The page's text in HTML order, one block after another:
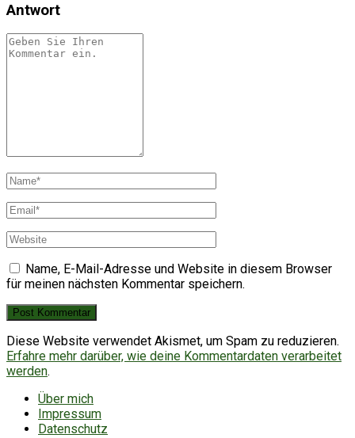
Antwort
Name, E-Mail-Adresse und Website in diesem Browser
für meinen nächsten Kommentar speichern.
Diese Website verwendet Akismet, um Spam zu reduzieren.
Erfahre mehr darüber, wie deine Kommentardaten verarbeitet
werden.
Über mich
Impressum
Datenschutz